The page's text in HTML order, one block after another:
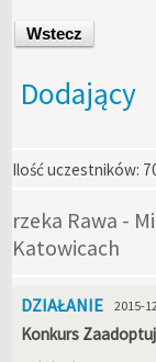
Wstecz
Dodający
Ilość uczestników:
rzeka Rawa -
Katowicach
DZIAŁANIE 2015-
Konkurs